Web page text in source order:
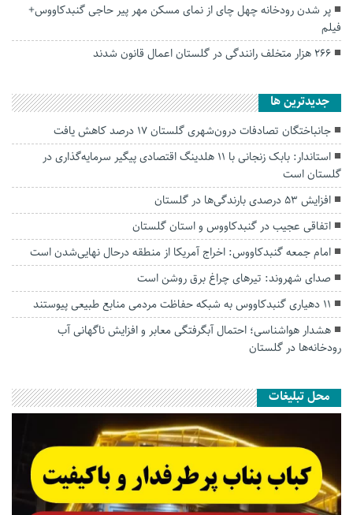
پر شدن رودخانه چهل چای از نمای مسکن مهر پیر حاجی گنبدکاووس+
فیلم
۲۶۶ هزار متخلف رانندگی در گلستان اعمال قانون شدند
جديدترين ها
جانباختگان تصادفات درون‌شهری گلستان ۱۷ درصد کاهش یافت
استاندار: بابک زنجانی با ۱۱ هلدینگ اقتصادی پیگیر سرمایه‌گذاری در
گلستان است
افزایش ۵۳ درصدی بارندگی‌ها در گلستان
اتفاقی عجیب در‌ گنبدکاووس و استان گلستان
امام جمعه گنبدکاووس: اخراج آمریکا از منطقه درحال نهایی‌شدن است
صدای شهروند: تیرهای چراغ برق روشن است
۱۱ دهیاری گنبدکاووس به شبکه حفاظت مردمی منابع طبیعی پیوستند
هشدار هواشناسی؛ احتمال آبگرفتگی معابر و افزایش ناگهانی آب
رودخانه‌ها در گلستان
محل تبلیغات